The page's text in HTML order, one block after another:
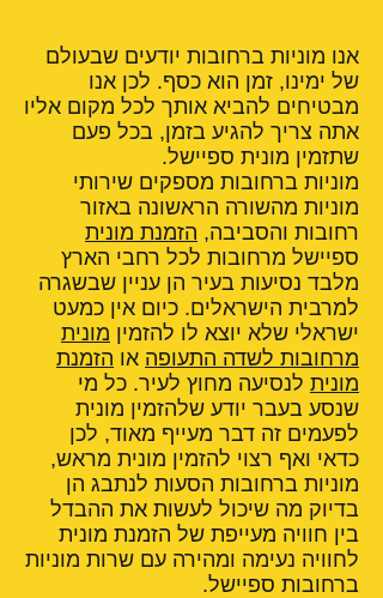
אנו מוניות ברחובות יודעים שבעולם
של ימינו, זמן הוא כסף. לכן אנו
מבטיחים להביא אותך לכל מקום אליו
אתה צריך להגיע בזמן, בכל פעם
שתזמין מונית ספיישל.
מוניות ברחובות מספקים שירותי
מוניות מהשורה הראשונה באזור
רחובות והסביבה, הזמנת מונית
ספיישל מרחובות לכל רחבי הארץ
מלבד נסיעות בעיר הן עניין שבשגרה
למרבית הישראלים. כיום אין כמעט
ישראלי שלא יוצא לו להזמין מונית
מרחובות לשדה התעופה או הזמנת
מונית לנסיעה מחוץ לעיר. כל מי
שנסע בעבר יודע שלהזמין מונית
לפעמים זה דבר מעייף מאוד, לכן
כדאי ואף רצוי להזמין מונית מראש,
מוניות ברחובות הסעות לנתבג הן
בדיוק מה שיכול לעשות את ההבדל
בין חוויה מעייפת של הזמנת מונית
לחוויה נעימה ומהירה עם שרות מוניות
ברחובות ספיישל.